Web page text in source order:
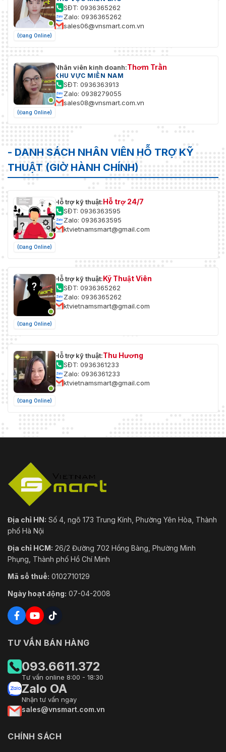
Nhật, Tiếng Latvia, Tiếng Litva, Tiếng Bồ Đào
(Brazil), Tiếng Ukraina
Chức
Chiều dài
cáp
1,3 m (4,27 ft.)
(Đang Online)
SĐT: 0936365262
Zalo: 0936365262
sales06@vnsmart.com.vn
(Đang Online)
Nhân viên kinh doanh:Thơm Trần
KHU VỰC MIỀN NAM
SĐT: 0936363913
Zalo: 0938279055
sales08@vnsmart.com.vn
- DANH SÁCH NHÂN VIÊN HỖ TRỢ KỸ
THUẬT (GIỜ HÀNH CHÍNH)
(Đang Online)
Hỗ trợ kỹ thuật:Hỗ trợ 24/7
SĐT: 0936363595
Zalo: 0936363595
ktvietnamsmart@gmail.com
(Đang Online)
Hỗ trợ kỹ thuật:Kỹ Thuật Viên
SĐT: 0936365262
Zalo: 0936365262
ktvietnamsmart@gmail.com
(Đang Online)
Hỗ trợ kỹ thuật:Thu Hương
SĐT: 0936361233
Zalo: 0936361233
ktvietnamsmart@gmail.com
Địa chỉ HN: Số 4, ngõ 173 Trung Kính, Phường Yên Hòa, Thành
phố Hà Nội
Địa chỉ HCM: 26/2 Đường 702 Hồng Bàng, Phường Minh
Phụng, Thành phố Hồ Chí Minh
Mã số thuế: 0102710129
Ngày hoạt động: 07-04-2008
TƯ VẤN BÁN HÀNG
093.6611.372
Tư vấn online 8:00 - 18:30
Zalo OA
Nhận tư vấn ngay
sales@vnsmart.com.vn
CHÍNH SÁCH